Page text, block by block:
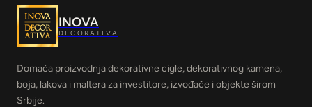
INOVA
DECORATIVA
Domaća proizvodnja dekorativne cigle, dekorativnog kamena,
boja, lakova i maltera za investitore, izvođače i objekte širom
Srbije.